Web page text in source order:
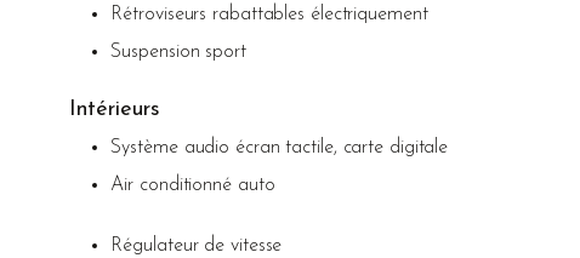
Rétroviseurs rabattables électriquement
Suspension sport
Intérieurs
Système audio écran tactile, carte digitale
Air conditionné auto
Régulateur de vitesse